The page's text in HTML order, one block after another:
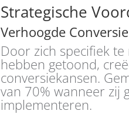
Strategische
Verhoogde
Door zich specifiek
hebben getoond,
conversiekansen.
van 70% wanneer zij
implementeren.